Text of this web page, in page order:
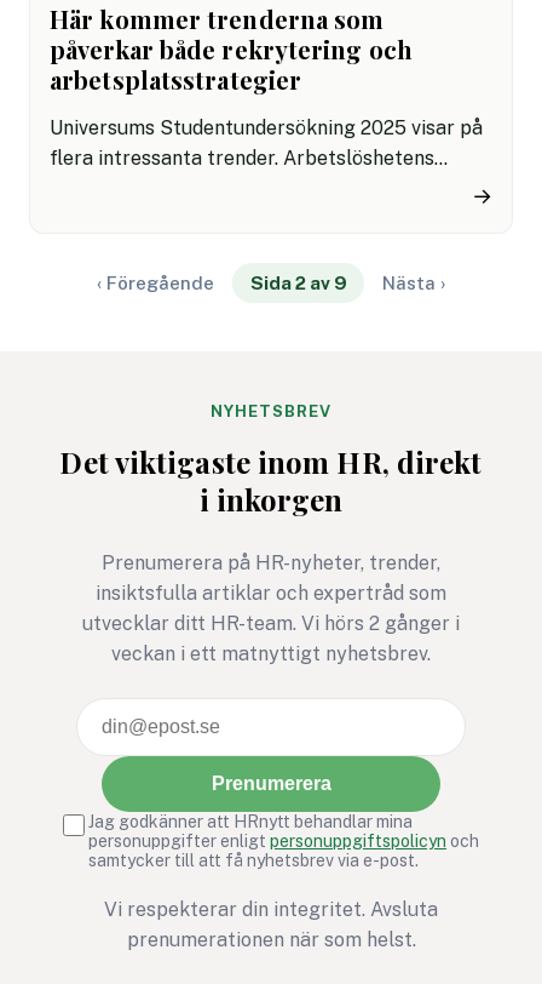
Här kommer trenderna som
påverkar både rekrytering och
arbetsplatsstrategier
Universums Studentundersökning 2025 visar på
flera intressanta trender. Arbetslöshetens
ökning i Sverige påverkar landets studenter och
växande intresset för artificiell intelligens i
→
‹ Föregående Sida 2 av 9 Nästa ›
NYHETSBREV
Det viktigaste inom HR, direkt
i inkorgen
Prenumerera på HR-nyheter, trender,
insiktsfulla artiklar och expertråd som
utvecklar ditt HR-team. Vi hörs 2 gånger i
veckan i ett matnyttigt nyhetsbrev.
Prenumerera
Jag godkänner att HRnytt behandlar mina
personuppgifter enligt personuppgiftspolicyn och
samtycker till att få nyhetsbrev via e-post.
Vi respekterar din integritet. Avsluta
prenumerationen när som helst.